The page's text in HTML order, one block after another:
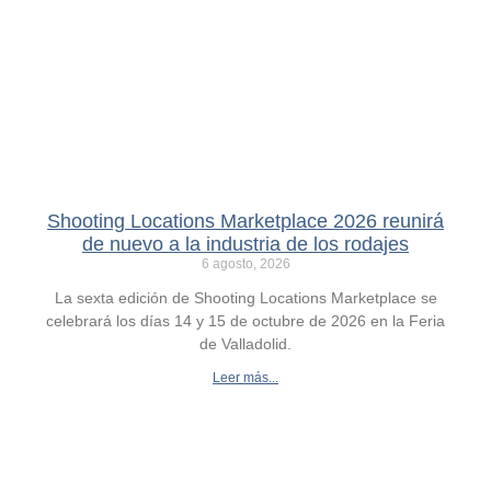
Shooting Locations Marketplace 2026 reunirá
de nuevo a la industria de los rodajes
6 agosto, 2026
La sexta edición de Shooting Locations Marketplace se
celebrará los días 14 y 15 de octubre de 2026 en la Feria
de Valladolid.
Leer más...